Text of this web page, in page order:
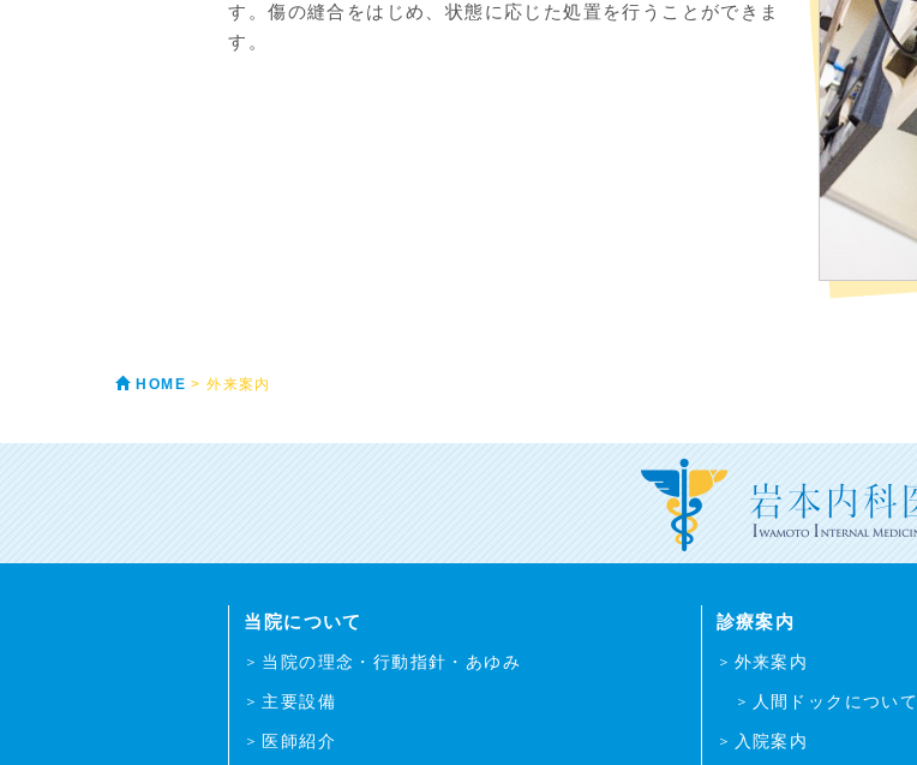
す。傷の縫合をはじめ、状態に応じた処置を行うことができま
す。
HOME > 外来案内
当院について
当院の理念・行動指針・あゆみ
主要設備
医師紹介
診療案内
外来案内
人間ドックについて
入院案内